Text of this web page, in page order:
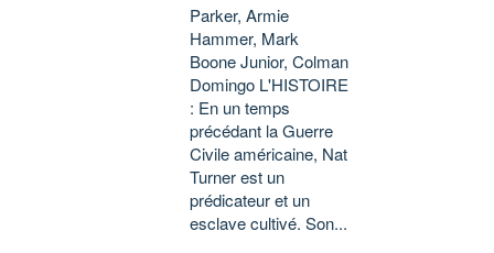
Parker, Armie
Hammer, Mark
Boone Junior, Colman
Domingo L'HISTOIRE
: En un temps
précédant la Guerre
Civile américaine, Nat
Turner est un
prédicateur et un
esclave cultivé. Son...